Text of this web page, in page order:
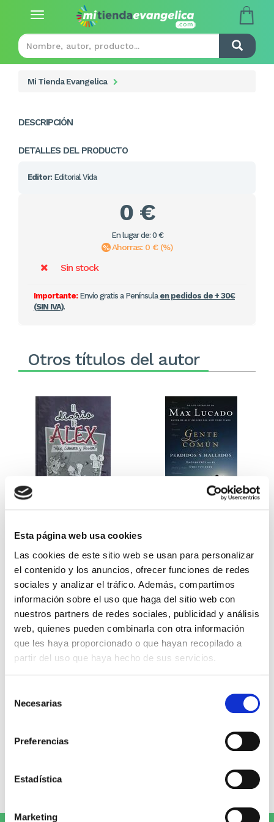
Esta página web usa cookies
Las cookies de este sitio web se usan para personalizar
el contenido y los anuncios, ofrecer funciones de redes
sociales y analizar el tráfico. Además, compartimos
información sobre el uso que haga del sitio web con
nuestros partners de redes sociales, publicidad y análisis
web, quienes pueden combinarla con otra información
que les haya proporcionado o que hayan recopilado a
partir del uso que haya hecho de sus servicios.
Necesarias
Preferencias
Estadística
Marketing
Toggle
Mi Tienda Evangelica
DESCRIPCIÓN
DETALLES DEL PRODUCTO
Editor: Editorial Vida
0 €
En lugar de: 0 €
Ahorras: 0 € (%)
Sin stock
Importante:Envío gratis a Península en pedidos de + 30€
(SIN IVA).
Otros títulos del autor
Miguel Ángel Gómez & Pedro
Garrido
9,99€ 0,50€ (5%)
9,49€
Stock:-
Comprar
Max Lucado
15,20€
Comprar
Escribe tu opinión